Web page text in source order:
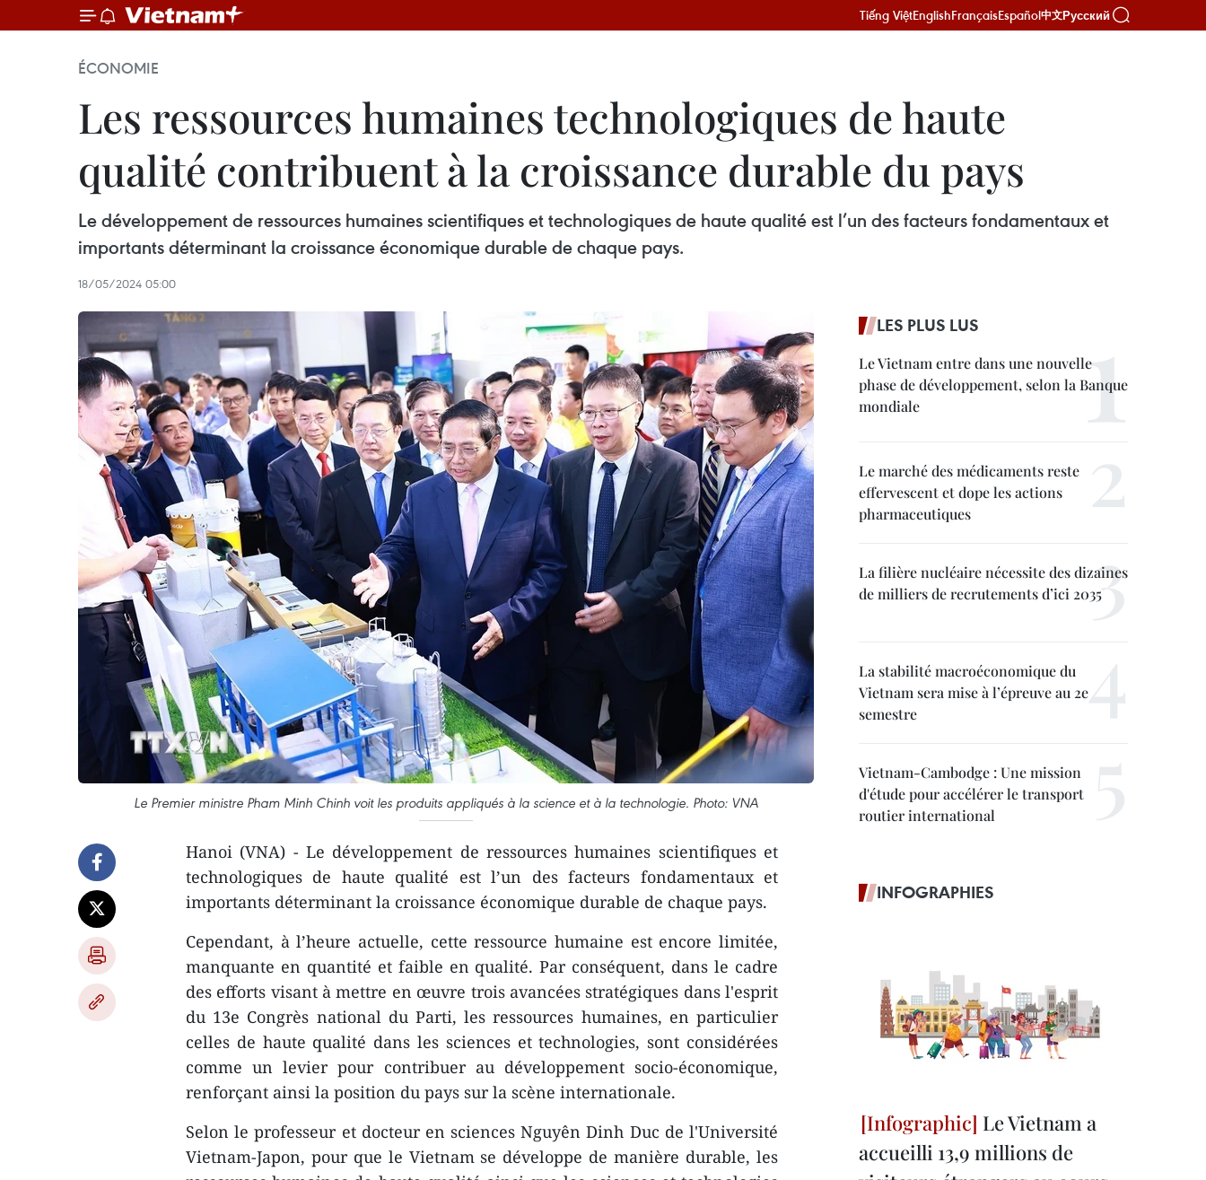
Tiếng ViệtEnglishFrançaisEspañol中文Русский
ÉCONOMIE
Les ressources humaines technologiques de haute
qualité contribuent à la croissance durable du pays
Le développement de ressources humaines scientifiques et technologiques de haute qualité est l’un des facteurs fondamentaux et
importants déterminant la croissance économique durable de chaque pays.
18/05/2024 05:00
Le Premier ministre Pham Minh Chinh voit les produits appliqués à la science et à la technologie. Photo: VNA
Hanoi (VNA) - Le développement de ressources humaines scientifiques et
technologiques de haute qualité est l’un des facteurs fondamentaux et
importants déterminant la croissance économique durable de chaque pays.
Cependant, à l’heure actuelle, cette ressource humaine est encore limitée,
manquante en quantité et faible en qualité. Par conséquent, dans le cadre
des efforts visant à mettre en œuvre trois avancées stratégiques dans l'esprit
du 13e Congrès national du Parti, les ressources humaines, en particulier
celles de haute qualité dans les sciences et technologies, sont considérées
comme un levier pour contribuer au développement socio-économique,
renforçant ainsi la position du pays sur la scène internationale.
Selon le professeur et docteur en sciences Nguyên Dinh Duc de l'Université
Vietnam-Japon, pour que le Vietnam se développe de manière durable, les
LES PLUS LUS
Le Vietnam entre dans une nouvelle
phase de développement, selon la Banque
mondiale
Le marché des médicaments reste
effervescent et dope les actions
pharmaceutiques
La filière nucléaire nécessite des dizaines
de milliers de recrutements d’ici 2035
La stabilité macroéconomique du
Vietnam sera mise à l’épreuve au 2e
semestre
Vietnam-Cambodge : Une mission
d'étude pour accélérer le transport
routier international
INFOGRAPHIES
Le Vietnam a
accueilli 13,9 millions de